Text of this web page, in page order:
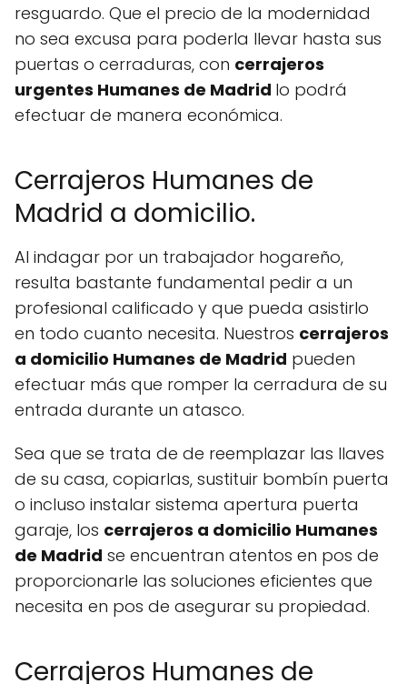
resguardo. Que el precio de la modernidad
no sea excusa para poderla llevar hasta sus
puertas o cerraduras, con cerrajeros
urgentes Humanes de Madrid lo podrá
efectuar de manera económica.
Cerrajeros Humanes de
Madrid a domicilio.
Al indagar por un trabajador hogareño,
resulta bastante fundamental pedir a un
profesional calificado y que pueda asistirlo
en todo cuanto necesita. Nuestros cerrajeros
a domicilio Humanes de Madrid pueden
efectuar más que romper la cerradura de su
entrada durante un atasco.
Sea que se trata de de reemplazar las llaves
de su casa, copiarlas, sustituir bombín puerta
o incluso instalar sistema apertura puerta
garaje, los cerrajeros a domicilio Humanes
de Madrid se encuentran atentos en pos de
proporcionarle las soluciones eficientes que
necesita en pos de asegurar su propiedad.
Cerrajeros Humanes de